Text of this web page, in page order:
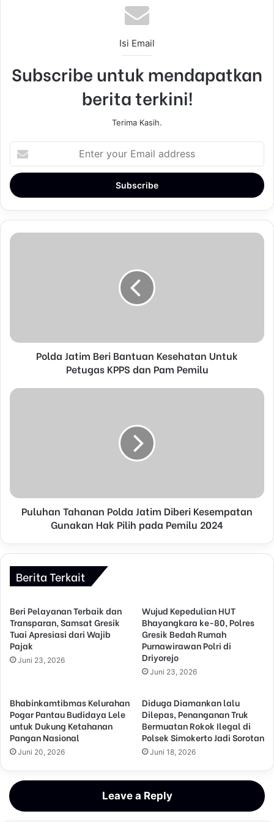
Isi Email
Subscribe untuk mendapatkan
berita terkini!
Terima Kasih.
e
y
u
d
s
Polda Jatim Beri Bantuan Kesehatan Untuk
Petugas KPPS dan Pam Pemilu
Puluhan Tahanan Polda Jatim Diberi Kesempatan
Gunakan Hak Pilih pada Pemilu 2024
Berita Terkait
Beri Pelayanan Terbaik dan
Transparan, Samsat Gresik
Tuai Apresiasi dari Wajib
Pajak
Juni 23, 2026
Wujud Kepedulian HUT
Bhayangkara ke-80, Polres
Gresik Bedah Rumah
Purnawirawan Polri di
Driyorejo
Juni 23, 2026
Bhabinkamtibmas Kelurahan
Pogar Pantau Budidaya Lele
untuk Dukung Ketahanan
Pangan Nasional
Juni 20, 2026
Diduga Diamankan lalu
Dilepas, Penanganan Truk
Bermuatan Rokok Ilegal di
Polsek Simokerto Jadi Sorotan
Juni 18, 2026
Leave a Reply